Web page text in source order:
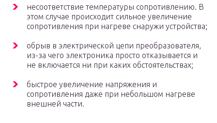
несоответствие температуры сопротивлению. В
этом случае происходит сильное увеличение
сопротивления при нагреве снаружи устройства;
обрыв в электрической цепи преобразователя,
из-за чего электроника просто отказывается и
не включается ни при каких обстоятельствах;
быстрое увеличение напряжения и
сопротивления даже при небольшом нагреве
внешней части.